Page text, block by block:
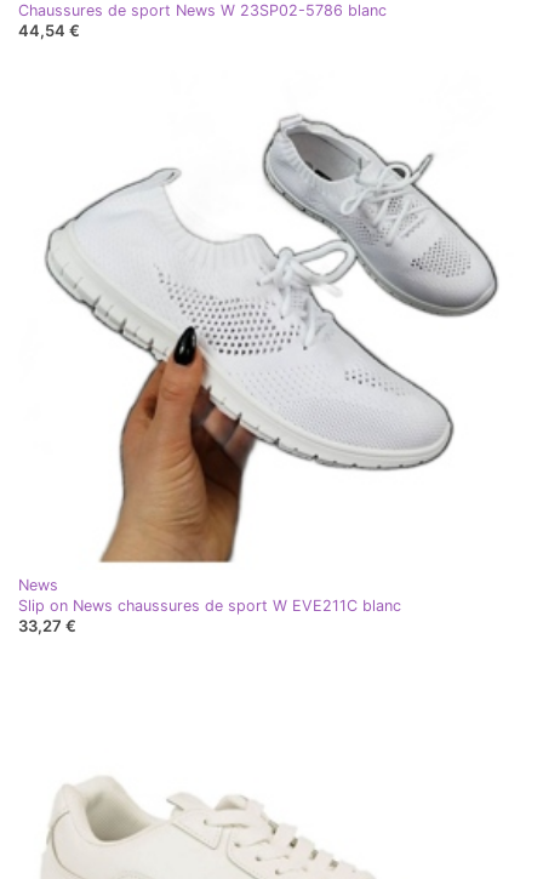
Chaussures de sport News W 23SP02-5786 blanc
44,54 €
News
Slip on News chaussures de sport W EVE211C blanc
33,27 €